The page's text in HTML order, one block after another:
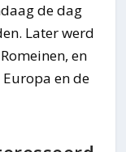
de dag
Later werd
en
en de